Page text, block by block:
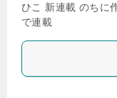
ひこ 新連載 のちに
で連載